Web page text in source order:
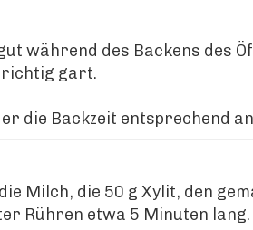
während des Backens des
richtig gart.
die Backzeit entsprechend
Milch, die 50 g Xylit, den
Rühren etwa 5 Minuten